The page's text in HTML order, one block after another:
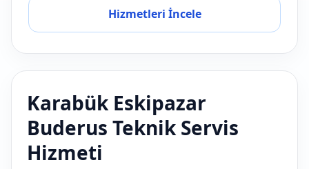
Hizmetleri İncele
Karabük Eskipazar
Buderus Teknik Servis
Hizmeti